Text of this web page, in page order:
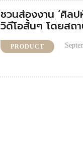
ชวนส่องงาน ‘ศิล
วิดีโอสั้นๆ โดยสถ
PRODUCT